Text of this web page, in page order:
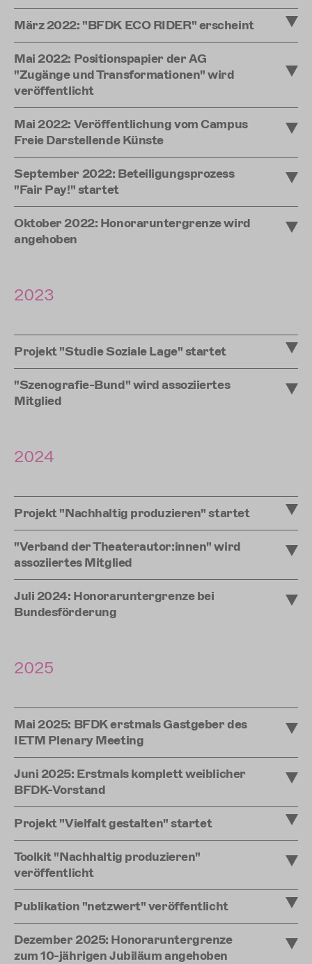
März 2022: "BFDK ECO RIDER" erscheint
Mai 2022: Positionspapier der AG
"Zugänge und Transformationen" wird
veröffentlicht
Mai 2022: Veröffentlichung vom Campus
Freie Darstellende Künste
September 2022: Beteiligungsprozess
"Fair Pay!" startet
Oktober 2022: Honoraruntergrenze wird
angehoben
2023
Projekt "Studie Soziale Lage" startet
"Szenografie-Bund" wird assoziiertes
Mitglied
2024
Projekt "Nachhaltig produzieren" startet
"Verband der Theaterautor:innen" wird
assoziiertes Mitglied
Juli 2024: Honoraruntergrenze bei
Bundesförderung
2025
Mai 2025: BFDK erstmals Gastgeber des
IETM Plenary Meeting
Juni 2025: Erstmals komplett weiblicher
BFDK-Vorstand
Projekt "Vielfalt gestalten" startet
Toolkit "Nachhaltig produzieren"
veröffentlicht
Publikation "netzwert" veröffentlicht
Dezember 2025: Honoraruntergrenze
zum 10-jährigen Jubiläum angehoben